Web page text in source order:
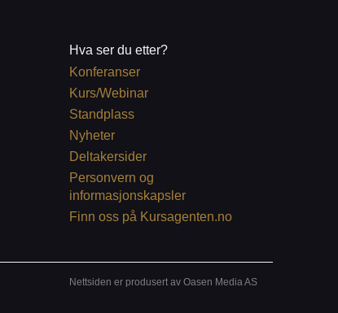
Hva ser du etter?
Konferanser
Kurs/Webinar
Standplass
Nyheter
Deltakersider
Personvern og
informasjonskapsler
Finn oss på Kursagenten.no
Nettsiden er produsert av Oasen Media AS